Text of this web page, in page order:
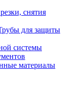
снятия
для защиты
системы
материалы